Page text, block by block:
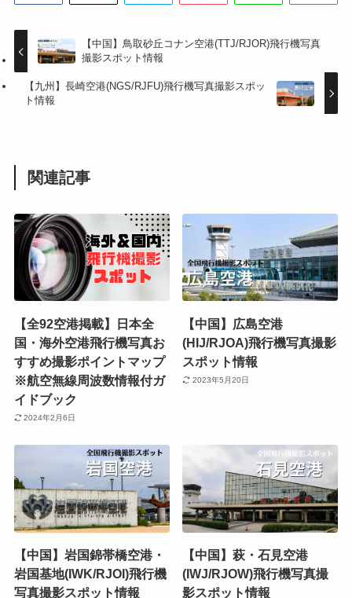
【中国】鳥取砂丘コナン空港(TTJ/RJOR)飛行機写真
撮影スポット情報
【九州】長崎空港(NGS/RJFU)飛行機写真撮影スポッ
ト情報
関連記事
【全92空港掲載】日本全
国・海外空港飛行機写真お
すすめ撮影ポイントマップ
※航空無線周波数情報付ガ
イドブック
2024年2月6日
【中国】広島空港
(HIJ/RJOA)飛行機写真撮影
スポット情報
2023年5月20日
【中国】岩国錦帯橋空港・
岩国基地(IWK/RJOI)飛行機
写真撮影スポット情報
【中国】萩・石見空港
(IWJ/RJOW)飛行機写真撮
影スポット情報